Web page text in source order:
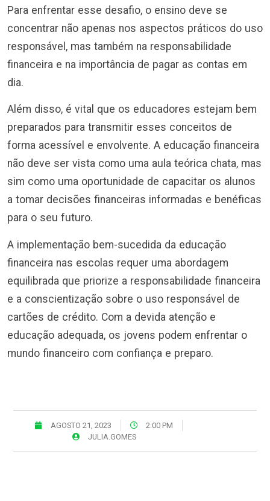
Para enfrentar esse desafio, o ensino deve se
concentrar não apenas nos aspectos práticos do uso
responsável, mas também na responsabilidade
financeira e na importância de pagar as contas em
dia.
Além disso, é vital que os educadores estejam bem
preparados para transmitir esses conceitos de
forma acessível e envolvente. A educação financeira
não deve ser vista como uma aula teórica chata, mas
sim como uma oportunidade de capacitar os alunos
a tomar decisões financeiras informadas e benéficas
para o seu futuro.
A implementação bem-sucedida da educação
financeira nas escolas requer uma abordagem
equilibrada que priorize a responsabilidade financeira
e a conscientização sobre o uso responsável de
cartões de crédito. Com a devida atenção e
educação adequada, os jovens podem enfrentar o
mundo financeiro com confiança e preparo.
AGOSTO 21, 2023
2:00 PM
JULIA.GOMES